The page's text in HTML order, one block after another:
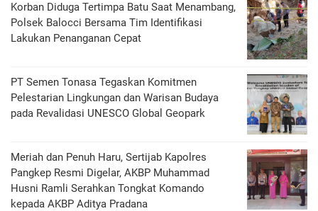
Korban Diduga Tertimpa Batu Saat Menambang,
Polsek Balocci Bersama Tim Identifikasi
Lakukan Penanganan Cepat
PT Semen Tonasa Tegaskan Komitmen
Pelestarian Lingkungan dan Warisan Budaya
pada Revalidasi UNESCO Global Geopark
Meriah dan Penuh Haru, Sertijab Kapolres
Pangkep Resmi Digelar, AKBP Muhammad
Husni Ramli Serahkan Tongkat Komando
kepada AKBP Aditya Pradana